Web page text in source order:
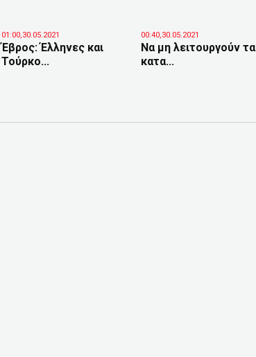
01:00,30.05.2021
Έβρος: Έλληνες και
Τούρκο...
00:40,30.05.2021
Να μη λειτουργούν τα
κατα...